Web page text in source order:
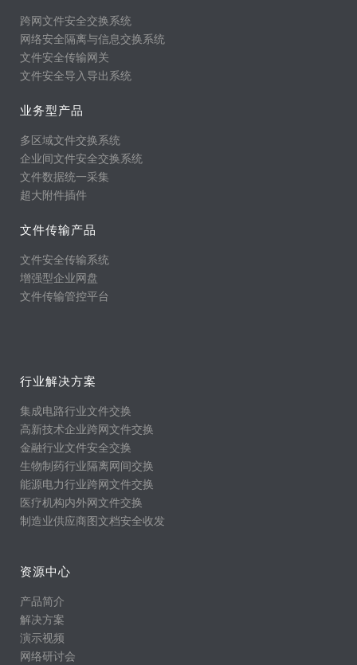
跨网文件安全交换系统
网络安全隔离与信息交换系统
文件安全传输网关
文件安全导入导出系统
业务型产品
多区域文件交换系统
企业间文件安全交换系统
文件数据统一采集
超大附件插件
文件传输产品
文件安全传输系统
增强型企业网盘
文件传输管控平台
行业解决方案
集成电路行业文件交换
高新技术企业跨网文件交换
金融行业文件安全交换
生物制药行业隔离网间交换
能源电力行业跨网文件交换
医疗机构内外网文件交换
制造业供应商图文档安全收发
资源中心
产品简介
解决方案
演示视频
网络研讨会